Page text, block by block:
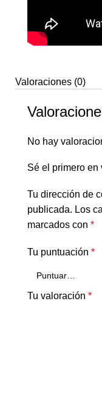
Valoraciones (0)
No hay
Sé el primero en
Tu dirección de
publicada. Los
marcados con *
Tu puntuación *
Tu valoración *